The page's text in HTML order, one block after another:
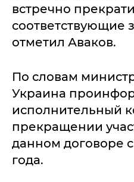
встречно
соответствующие
отметил Аваков.
По словам
Украина
исполнительный
прекращении
данном договоре с
года.